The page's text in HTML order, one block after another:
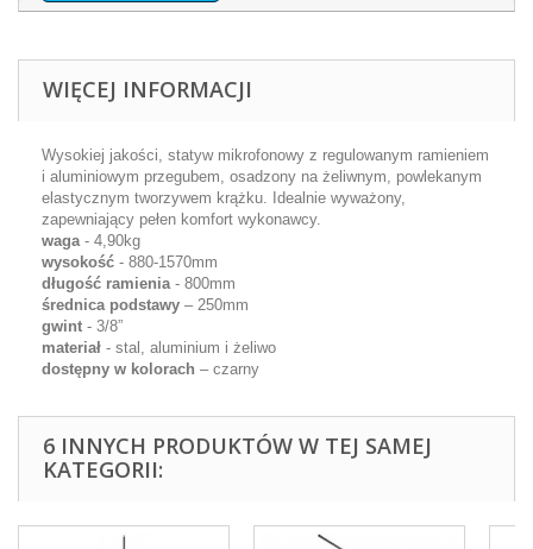
WIĘCEJ INFORMACJI
Wysokiej jakości, statyw mikrofonowy z regulowanym ramieniem
i aluminiowym przegubem, osadzony na żeliwnym, powlekanym
elastycznym tworzywem krążku. Idealnie wyważony,
zapewniający pełen komfort wykonawcy.
waga - 4,90kg
wysokość - 880-1570mm
długość ramienia - 800mm
średnica podstawy – 250mm
gwint - 3/8”
materiał - stal, aluminium i żeliwo
dostępny w kolorach – czarny
6 INNYCH PRODUKTÓW W TEJ SAMEJ
KATEGORII: